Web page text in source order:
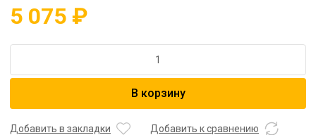
5 075 ₽
Насос
VMCP02
В корзину
Добавить в закладки Добавить к сравнению